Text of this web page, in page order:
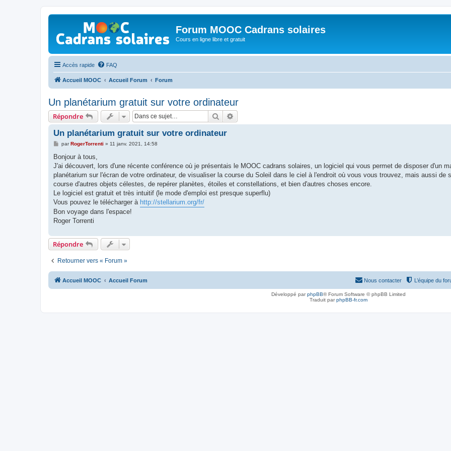
Forum MOOC Cadrans solaires
Cours en ligne libre et gratuit
Accès rapide FAQ
Accueil MOOC Accueil Forum Forum
Un planétarium gratuit sur votre ordinateur
Répondre Rechercher
Un planétarium gratuit sur votre ordinateur
M
s
a
g
parRogerTorrenti » 11 janv. 2021, 14:58
Bonjour à tous,
J'ai découvert, lors d'une récente conférence où je présentais le MOOC cadrans solaires, un logiciel qui vous permet de disposer d'un
planétarium sur l'écran de votre ordinateur, de visualiser la course du Soleil dans le ciel à l'endroit où vous vous trouvez, mais aussi de
course d'autres objets célestes, de repérer planètes, étoiles et constellations, et bien d'autres choses encore.
Le logiciel est gratuit et très intuitif (le mode d'emploi est presque superflu)
Vous pouvez le télécharger à http://stellarium.org/fr/
Bon voyage dans l'espace!
Roger Torrenti
Répondre
Retourner vers « Forum »
Accueil MOOC Accueil Forum L’équipe du
Nous contacter
Développé parphpBB® Forum Software © phpBB Limited
Traduit parphpBB-fr.com